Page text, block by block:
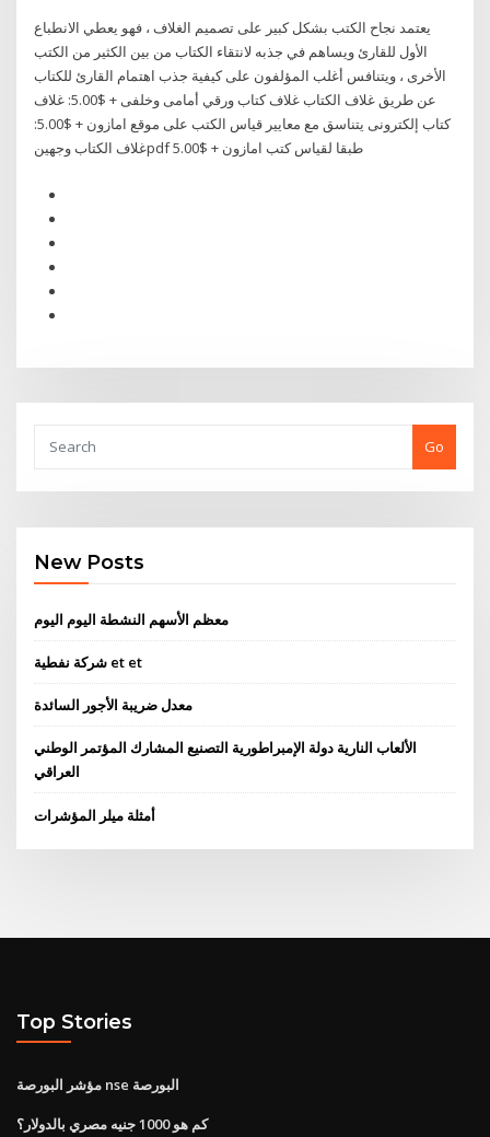
يعتمد نجاح الكتب بشكل كبير على تصميم الغلاف ، فهو يعطي الانطباع
الأول للقارئ ويساهم في جذبه لانتقاء الكتاب من بين الكثير من الكتب
الأخرى ، ويتنافس أغلب المؤلفون على كيفية جذب اهتمام القارئ للكتاب
عن طريق غلاف الكتاب غلاف كتاب ورقي أمامى وخلفى + $5.00: غلاف
كتاب إلكترونى يتناسق مع معايير قياس الكتب على موقع امازون + $5.00:
غلاف الكتاب وجهينpdf طبقا لقياس كتب امازون + $5.00
Go
New Posts
معظم الأسهم النشطة اليوم اليوم
شركة نفطية et et
معدل ضريبة الأجور السائدة
الألعاب النارية دولة الإمبراطورية التصنيع المشارك المؤتمر الوطني
العراقي
أمثلة ميلر المؤشرات
Top Stories
مؤشر البورصة nse البورصة
كم هو 1000 جنيه مصري بالدولار؟